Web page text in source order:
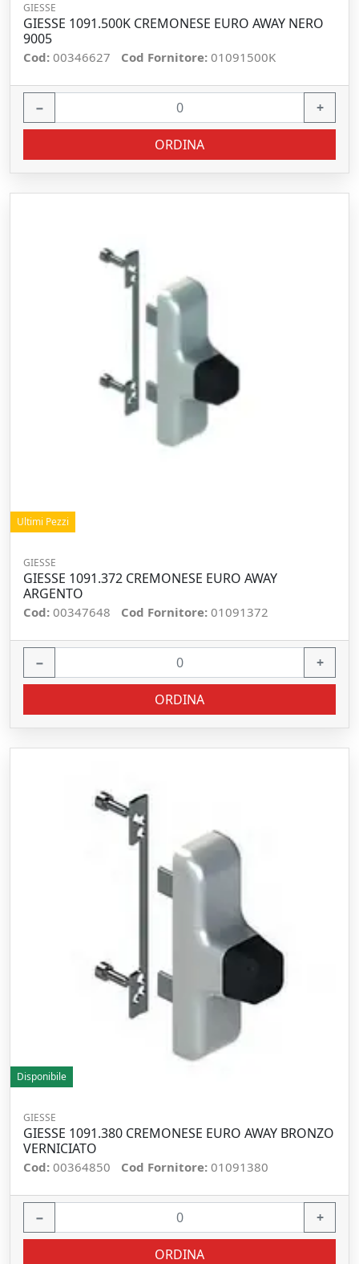
GIESSE
GIESSE 1091.500K CREMONESE EURO AWAY NERO
9005
Cod: 00346627 Cod Fornitore: 01091500K
− +
ORDINA
Ultimi Pezzi
GIESSE
GIESSE 1091.372 CREMONESE EURO AWAY
ARGENTO
Cod: 00347648 Cod Fornitore: 01091372
− +
ORDINA
Disponibile
GIESSE
GIESSE 1091.380 CREMONESE EURO AWAY BRONZO
VERNICIATO
Cod: 00364850 Cod Fornitore: 01091380
− +
ORDINA